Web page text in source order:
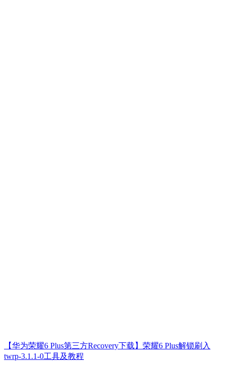
【华为荣耀6 Plus第三方Recovery下载】荣耀6 Plus解锁刷入
twrp-3.1.1-0工具及教程